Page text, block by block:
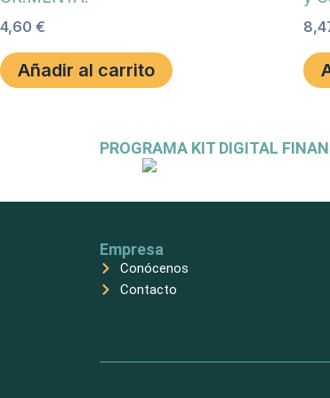
4,60 €
Añadir al carrito
PROGRAMA KIT DIGITAL
Empresa
Conócenos
Contacto